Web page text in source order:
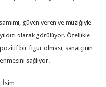
güven veren ve müziğiyle
olarak görülüyor. Özellikle
bir figür olması, sanatçının
sağlıyor.
İsim